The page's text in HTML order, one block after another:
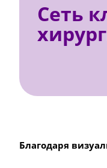
Сеть
Благодаря